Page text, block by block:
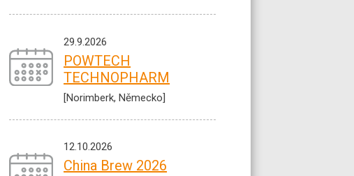
29.9.2026
POWTECH
TECHNOPHARM
[Norimberk, Německo]
12.10.2026
China Brew 2026